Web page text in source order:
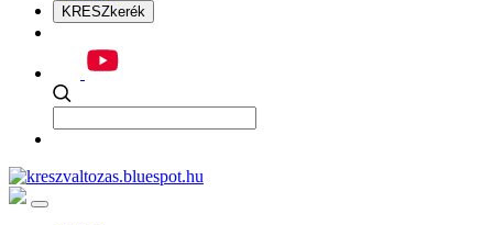
KRESZkerék